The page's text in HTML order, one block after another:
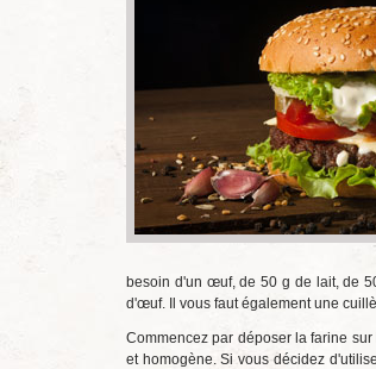
besoin d'un œuf, de 50 g de lait, de
d'œuf. Il vous faut également une
Commencez par déposer la farine
et homogène. Si vous décidez